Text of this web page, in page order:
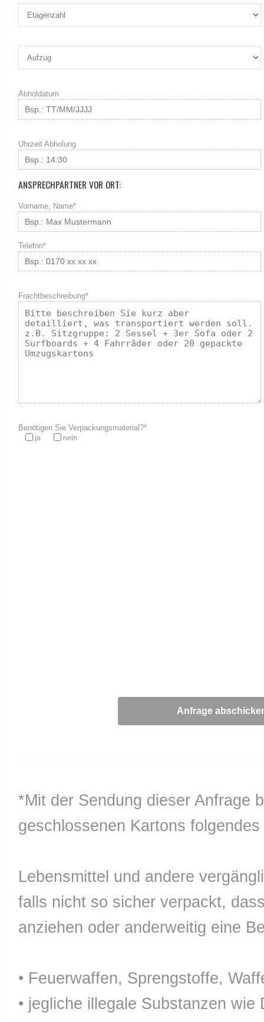
Abholdatum
Uhrzeit Abholung
ANSPRECHPARTNER VOR ORT:
Vorname, Name*
Telefon*
Frachtbeschreibung*
Benötigen Sie Verpackungsmaterial?*
ja nein
*Mit der Sendung dieser Anfrage
geschlossenen Kartons
Lebensmittel und andere
falls nicht so sicher verpackt,
anziehen oder anderweitig eine
• Feuerwaffen, Sprengstoffe,
• jegliche illegale Substanzen